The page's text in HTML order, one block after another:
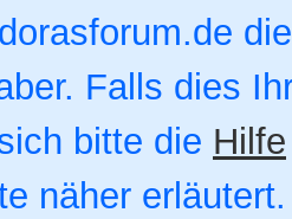
Falls dies
bitte die Hilfe
näher